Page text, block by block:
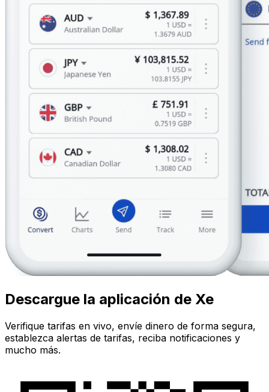
Descargue la aplicación de Xe
Verifique tarifas en vivo, envíe dinero de forma segura,
establezca alertas de tarifas, reciba notificaciones y
mucho más.